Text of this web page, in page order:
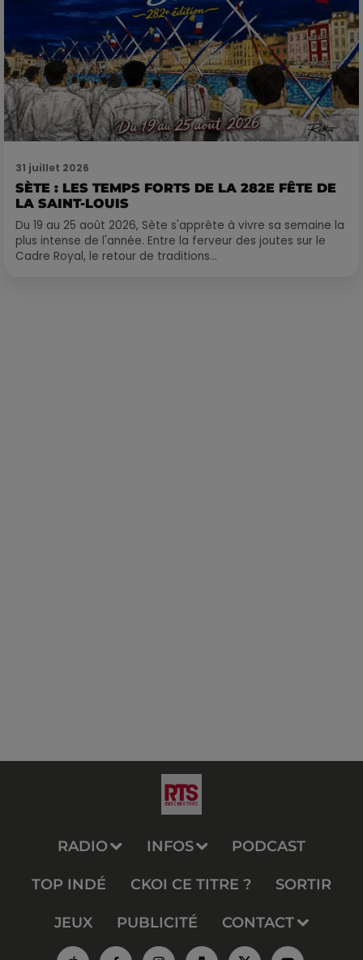
31 juillet 2026
SÈTE : LES TEMPS FORTS DE LA 282E FÊTE DE
LA SAINT-LOUIS
Du 19 au 25 août 2026, Sète s'apprête à vivre sa semaine la
plus intense de l'année. Entre la ferveur des joutes sur le
Cadre Royal, le retour de traditions...
RADIO INFOS PODCAST
TOP INDÉ CKOI CE TITRE ? SORTIR
JEUX PUBLICITÉ CONTACT